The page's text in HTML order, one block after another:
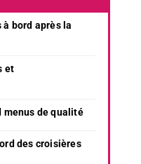
bord après la
et
menus de qualité
des croisières